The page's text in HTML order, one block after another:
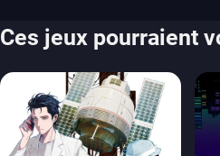
Ces jeux pourraient